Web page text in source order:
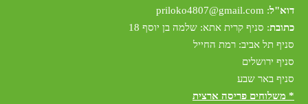
דוא"ל:
priloko4807@gmail.com
כתובת: סניף קרית אתא: שלמה בן יוסף 18
סניף תל אביב: רמת החייל
סניף ירושלים
סניף באר שבע
* משלוחים פריסה ארצית